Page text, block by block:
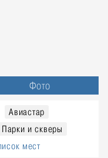
Фото
Авиастар
Парки и скверы
мест